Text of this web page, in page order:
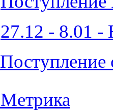
27.12 -
Поступление